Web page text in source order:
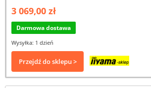
3 069,00 zł
Darmowa dostawa
Wysyłka: 1 dzień
Przejdź do sklepu >